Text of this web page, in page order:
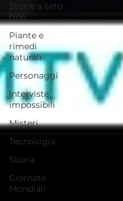
Storie a lieto
fine
Piante e
rimedi
naturali
Personaggi
Interviste
impossibili
Misteri
Tecnologia
Storia
Giornate
Mondiali